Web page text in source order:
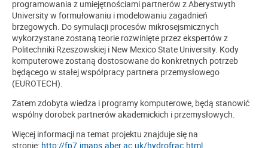
programowania z umiejętnościami partnerów z Aberystwyth
University w formułowaniu i modelowaniu zagadnień
brzegowych. Do symulacji procesów mikrosejsmicznych
wykorzystane zostaną teorie rozwinięte przez ekspertów z
Politechniki Rzeszowskiej i New Mexico State University. Kody
komputerowe zostaną dostosowane do konkretnych potrzeb
będącego w stałej współpracy partnera przemysłowego
(EUROTECH).
Zatem zdobyta wiedza i programy komputerowe, będą stanowić
wspólny dorobek partnerów akademickich i przemysłowych.
Więcej informacji na temat projektu znajduje się na
stronie: http://fp7.imaps.aber.ac.uk/hydrofrac.html